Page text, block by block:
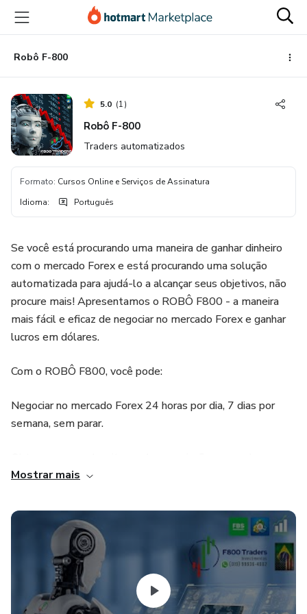
para
conteúdo
principal
para
pagamento
para
rodapéRobô F-800
5.0 (1)
Robô F-800
Traders automatizados
Formato: Cursos Online e Serviços de Assinatura
Idioma: Português
Se você está procurando uma maneira de ganhar dinheiro
com o mercado Forex e está procurando uma solução
automatizada para ajudá-lo a alcançar seus objetivos, não
procure mais! Apresentamos o ROBÔ F800 - a maneira
mais fácil e eficaz de negociar no mercado Forex e ganhar
lucros em dólares.
Com o ROBÔ F800, você pode:
Negociar no mercado Forex 24 horas por dia, 7 dias por
semana, sem parar.
ajudam a identificar oportunidades de negociação lucrativas.
Automatizar suas operações de negociação e gerenciar
riscos automaticamente para minimizar perdas e maximizar
Aproveitar a nossa equipe de especialistas em Forex para
ajudá-lo a obter o máximo de seu investimento.
Mostrar mais